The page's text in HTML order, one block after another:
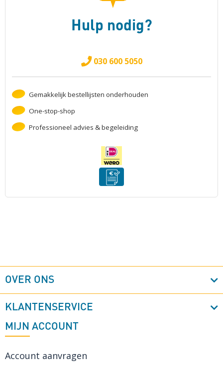
Hulp nodig?
030 600 5050
Gemakkelijk bestellijsten onderhouden
One-stop-shop
Professioneel advies & begeleiding
OVER ONS
KLANTENSERVICE
MIJN ACCOUNT
Account aanvragen